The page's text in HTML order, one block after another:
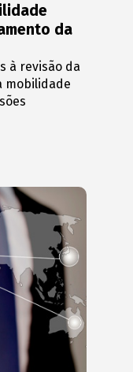
da
à revisão da
mobilidade